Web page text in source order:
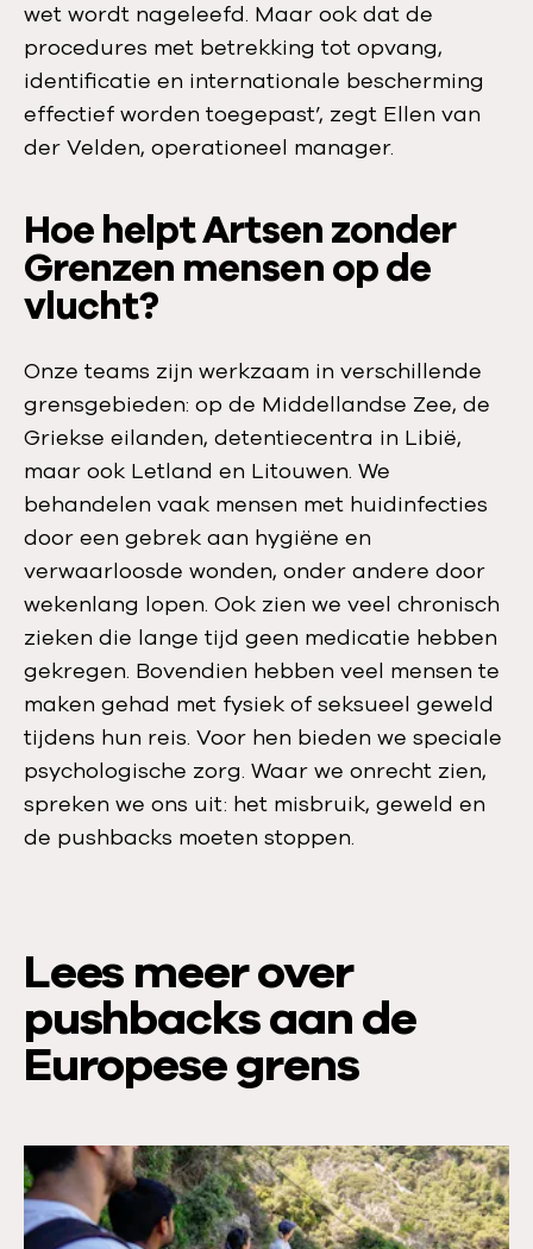
wet wordt nageleefd. Maar ook dat de
procedures met betrekking tot opvang,
identificatie en internationale bescherming
effectief worden toegepast’, zegt Ellen van
der Velden, operationeel manager.
Hoe helpt Artsen zonder
Grenzen mensen op de
vlucht?
Onze teams zijn werkzaam in verschillende
grensgebieden: op de Middellandse Zee, de
Griekse eilanden, detentiecentra in Libië,
maar ook Letland en Litouwen. We
behandelen vaak mensen met huidinfecties
door een gebrek aan hygiëne en
verwaarloosde wonden, onder andere door
wekenlang lopen. Ook zien we veel chronisch
zieken die lange tijd geen medicatie hebben
gekregen. Bovendien hebben veel mensen te
maken gehad met fysiek of seksueel geweld
tijdens hun reis. Voor hen bieden we speciale
psychologische zorg. Waar we onrecht zien,
spreken we ons uit: het misbruik, geweld en
de pushbacks moeten stoppen.
Lees meer over
pushbacks aan de
Europese grens
L
e
e